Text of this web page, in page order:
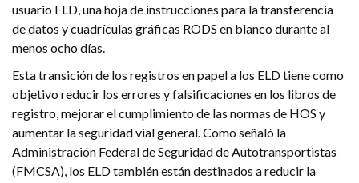
usuario ELD, una hoja de instrucciones para la transferencia
de datos y cuadrículas gráficas RODS en blanco durante al
menos ocho días.
Esta transición de los registros en papel a los ELD tiene como
objetivo reducir los errores y falsificaciones en los libros de
registro, mejorar el cumplimiento de las normas de HOS y
aumentar la seguridad vial general. Como señaló la
Administración Federal de Seguridad de Autotransportistas
(FMCSA), los ELD también están destinados a reducir la